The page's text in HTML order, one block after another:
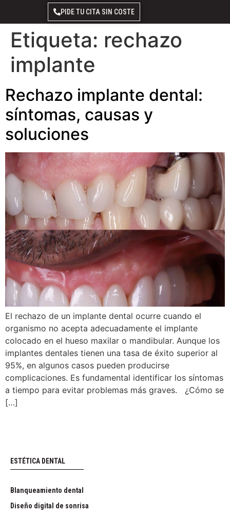
PIDE TU CITA SIN COSTE
Etiqueta: rechazo
implante
Rechazo implante dental:
síntomas, causas y
soluciones
El rechazo de un implante dental ocurre cuando el
organismo no acepta adecuadamente el implante
colocado en el hueso maxilar o mandibular. Aunque los
implantes dentales tienen una tasa de éxito superior al
95%, en algunos casos pueden producirse
complicaciones. Es fundamental identificar los síntomas
a tiempo para evitar problemas más graves. ¿Cómo se
[…]
ESTÉTICA DENTAL
Blanqueamiento dental
Diseño digital de sonrisa